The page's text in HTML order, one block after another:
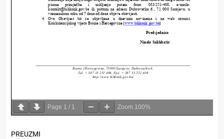
Page 1 / 1 Zoom 100%
PREUZMI